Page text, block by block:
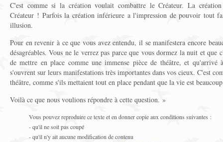
C'est comme si la création voulait combattre le Créateur. La
Créateur ! Parfois la création inférieure a l'impression de pouvoir tout
illusion.
Pour en revenir à ce que vous avez entendu, il se manifestera encore
désagréables. Vous ne le verrez pas parce que vous dormez la nuit et que
de mettre en place comme une immense pièce de théâtre, et qu'arrivé
s'ouvrent sur leurs manifestations très importantes dans vos cieux. C'est
théâtre, comme s'ils mettaient tout en place pendant que la vie est
Voilà ce que nous voulions répondre à cette question. »
Vous pouvez reproduire ce texte et en donner copie aux conditions suivantes :
- qu'il ne soit pas coupé
- qu'il n'y ait aucune modification de contenu